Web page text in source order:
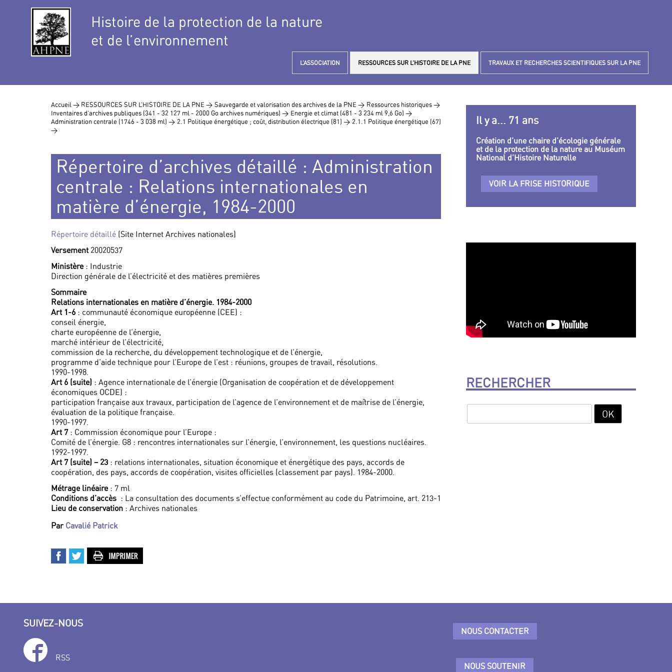
Histoire de la protection de la nature
et de l’environnement
L’ASSOCIATION RESSOURCES SUR L’HISTOIRE DE LA PNE TRAVAUX ET RECHERCHES SCIENTIFIQUES SUR LA PNE
Accueil > RESSOURCES SUR L’HISTOIRE DE LA PNE > Sauvegarde et valorisation des archives de la PNE > Ressources historiques >
Inventaires d’archives publiques (341 - 32 127 ml - 2000 Go archives numériques) > Energie et climat (481 - 3 234 ml 9,6 Go) >
Administration centrale (1746 - 3 038 ml) > 2.1 Politique énergétique ; coût, distribution électrique (81) > 2.1.1 Politique énergétique (67)
>
Répertoire d’archives détaillé : Administration
centrale : Relations internationales en
matière d’énergie, 1984-2000
Répertoire détaillé (Site Internet Archives nationales)
Versement 20020537
Ministère: Industrie
Direction générale de l’électricité et des matières premières
Sommaire
Relations internationales en matière d’énergie. 1984-2000
Art 1-6 : communauté économique européenne (CEE) :
conseil énergie,
charte européenne de l’énergie,
marché intérieur de l’électricité,
commission de la recherche, du développement technologique et de l’énergie,
programme d’aide technique pour l’Europe de l’est : réunions, groupes de travail, résolutions.
1990-1998.
Art 6 (suite) : Agence internationale de l’énergie (Organisation de coopération et de développement
économiques OCDE) :
participation française aux travaux, participation de l’agence de l’environnement et de maîtrise de l’énergie,
évaluation de la politique française.
1990-1997.
Art 7: Commission économique pour l’Europe :
Comité de l’énergie. G8 : rencontres internationales sur l’énergie, l’environnement, les questions nucléaires.
1992-1997.
Art 7 (suite) – 23 : relations internationales, situation économique et énergétique des pays, accords de
coopération, des pays, accords de coopération, visites officielles (classement par pays). 1984-2000.
Métrage linéaire: 7 ml
Conditions d’accès : La consultation des documents s’effectue conformément au code du Patrimoine, art. 213-1
Lieu de conservation : Archives nationales
Par Cavalié Patrick
Il y a... 71 ans
Création d’une chaire d’écologie générale
et de la protection de la nature au Muséum
National d’Histoire Naturelle
VOIR LA FRISE HISTORIQUE
RECHERCHER
SUIVEZ-NOUS
RSS
NOUS CONTACTER
NOUS SOUTENIR